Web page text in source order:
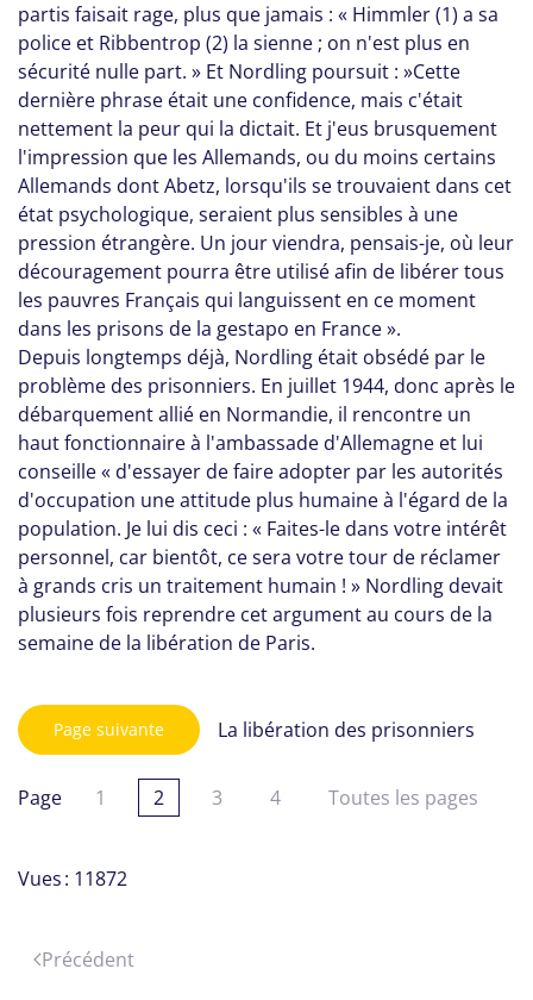
partis faisait rage, plus que jamais : « Himmler (1) a sa
police et Ribbentrop (2) la sienne ; on n'est plus en
sécurité nulle part. » Et Nordling poursuit : »Cette
dernière phrase était une confidence, mais c'était
nettement la peur qui la dictait. Et j'eus brusquement
l'impression que les Allemands, ou du moins certains
Allemands dont Abetz, lorsqu'ils se trouvaient dans cet
état psychologique, seraient plus sensibles à une
pression étrangère. Un jour viendra, pensais-je, où leur
découragement pourra être utilisé afin de libérer tous
les pauvres Français qui languissent en ce moment
dans les prisons de la gestapo en France ».
Depuis longtemps déjà, Nordling était obsédé par le
problème des prisonniers. En juillet 1944, donc après le
débarquement allié en Normandie, il rencontre un
haut fonctionnaire à l'ambassade d'Allemagne et lui
conseille « d'essayer de faire adopter par les autorités
d'occupation une attitude plus humaine à l'égard de la
population. Je lui dis ceci : « Faites-le dans votre intérêt
personnel, car bientôt, ce sera votre tour de réclamer
à grands cris un traitement humain ! » Nordling devait
plusieurs fois reprendre cet argument au cours de la
semaine de la libération de Paris.
Page suivante La libération des prisonniers
Page 1 2 3 4 Toutes les pages
Vues : 11872
Précédent